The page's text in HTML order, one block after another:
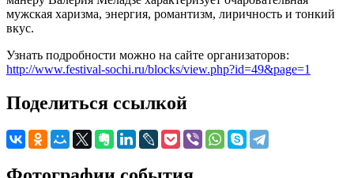
мужская харизма, энергия, романтизм, лиричность и тонкий
вкус.
Узнать подробности можно на сайте организаторов:
http://www.festival-sochi.ru/blocks/view.php?id=49&page=1
Поделиться ссылкой